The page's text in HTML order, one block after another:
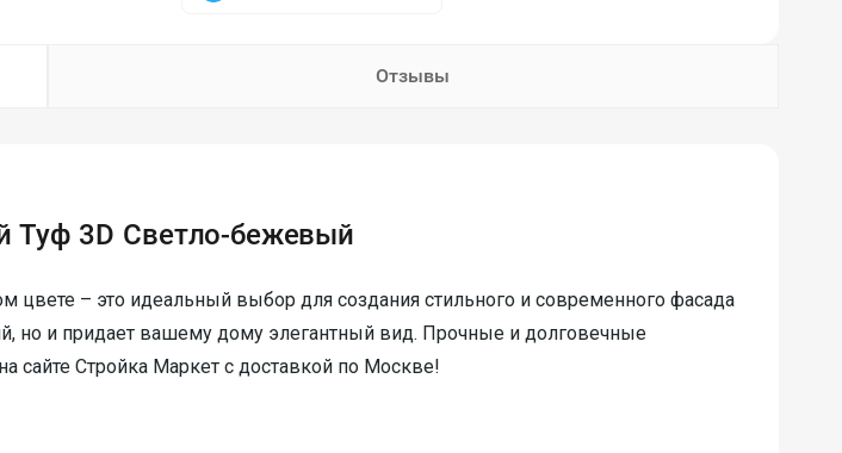
Отзывы
Туф 3D Светло-бежевый
– это идеальный выбор для создания стильного и современного фасада
но и придает вашему дому элегантный вид. Прочные и долговечные
сайте Стройка Маркет с доставкой по Москве!